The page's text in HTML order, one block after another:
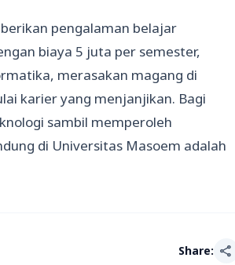
pengalaman belajar
biaya 5 juta per semester,
merasakan magang di
karier yang menjanjikan. Bagi
sambil memperoleh
di Universitas Masoem adalah
Share: share